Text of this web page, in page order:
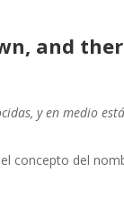
and
y en medio
concepto del